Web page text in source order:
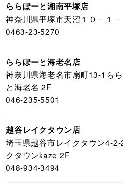
ららぽーと湘南平塚店
神奈川県平塚市天沼１０－１－
0463-23-5270
ららぽーと海老名店
神奈川県海老名市扇町13-1ら
と海老名 2F
046-235-5501
越谷レイクタウン店
埼玉県越谷市レイクタウン4-2-
クタウンkaze 2F
048-934-3494